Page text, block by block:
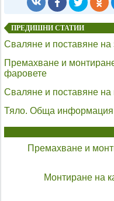
ПРЕДИШНИ СТАТИИ
Сваляне и поставяне на
Премахване и
фаровете
Сваляне и поставяне на
Тяло. Обща информация
Премахване и
Монтиране на